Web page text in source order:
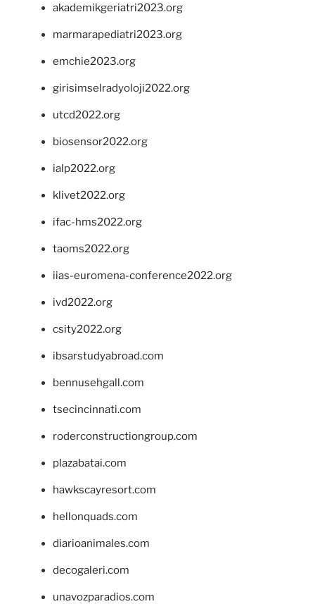
akademikgeriatri2023.org
marmarapediatri2023.org
emchie2023.org
girisimselradyoloji2022.org
utcd2022.org
biosensor2022.org
ialp2022.org
klivet2022.org
ifac-hms2022.org
taoms2022.org
iias-euromena-conference2022.org
ivd2022.org
csity2022.org
ibsarstudyabroad.com
bennusehgall.com
tsecincinnati.com
roderconstructiongroup.com
plazabatai.com
hawkscayresort.com
hellonquads.com
diarioanimales.com
decogaleri.com
unavozparadios.com